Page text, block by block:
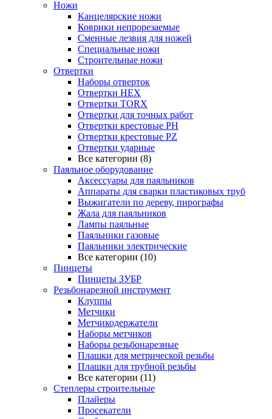
Ножи
Канцелярские ножи
Коврики непрорезаемые
Сменные лезвия для ножей
Специальные ножи
Строительные ножи
Отвертки
Наборы отверток
Отвертки HEX
Отвертки TORX
Отвертки для точных работ
Отвертки крестовые PH
Отвертки крестовые PZ
Отвертки ударные
Все категории (8)
Паяльное оборудование
Аксессуары для паяльников
Аппараты для сварки пластиковых труб
Выжигатели по дереву, пирографы
Жала для паяльников
Лампы паяльные
Паяльники газовые
Паяльники электрические
Все категории (10)
Пинцеты
Пинцеты ЗУБР
Резьбонарезной инструмент
Клуппы
Метчики
Метчикодержатели
Наборы метчиков
Наборы резьбонарезные
Плашки для метрической резьбы
Плашки для трубной резьбы
Все категории (11)
Степлеры строительные
Плайеры
Просекатели